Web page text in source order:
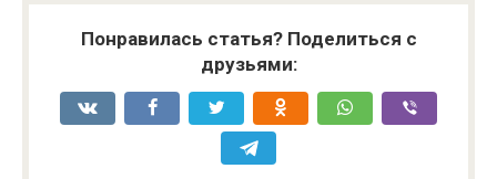
Понравилась статья? Поделиться с
друзьями: